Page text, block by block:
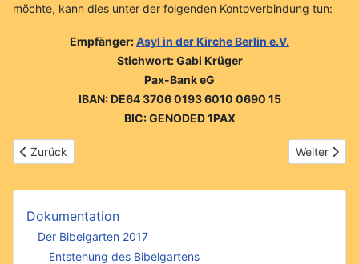
möchte, kann dies unter der folgenden Kontoverbindung tun:
Empfänger:Asyl in der Kirche Berlin e.V.
Stichwort: Gabi Krüger
Pax-Bank eG
IBAN: DE64 3706 0193 6010 0690 15
BIC: GENODED 1PAX
Vorheriger Beitrag: Gemeinde 2013
Zurück Nächster
Weiter
Dokumentation
Der Bibelgarten 2017
Entstehung des Bibelgartens